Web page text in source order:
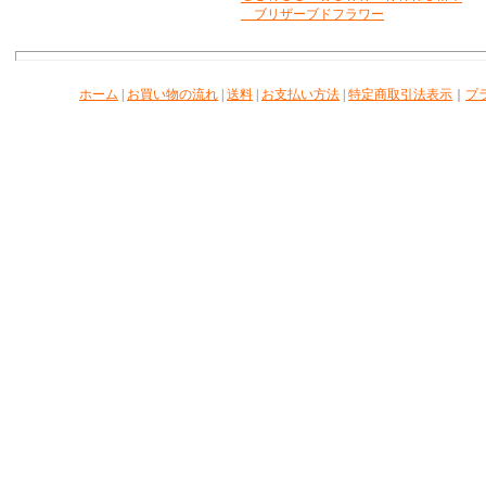
ブリザーブドフラワー
ホーム お買い物の流れ 送料 お支払い方法 特定商取引法表示 プ